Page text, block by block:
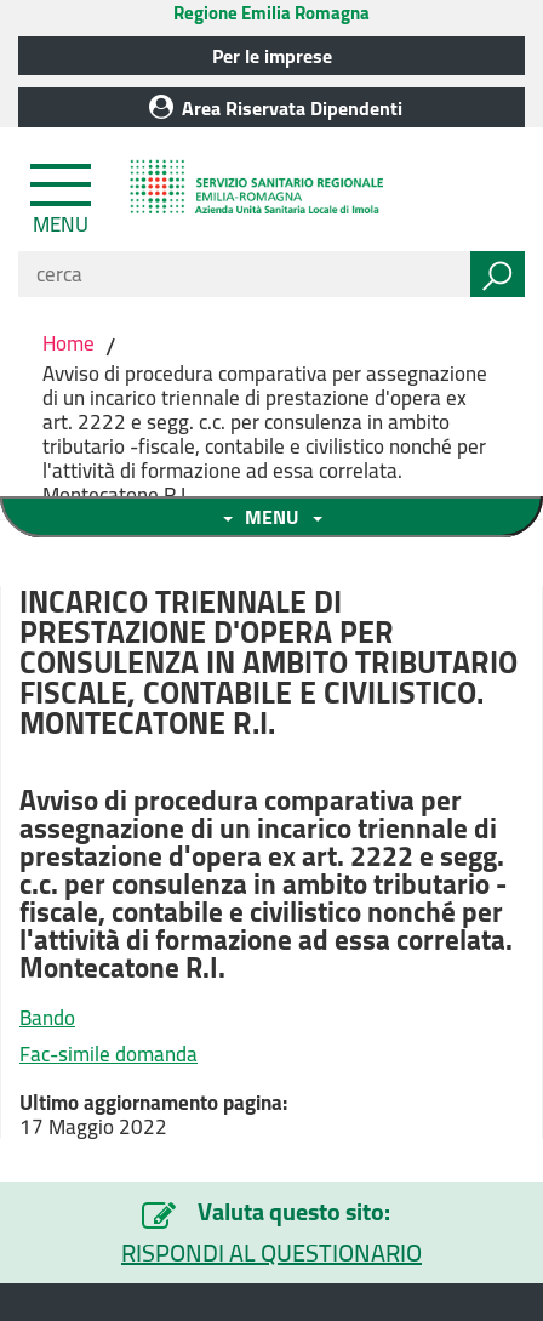
Regione Emilia Romagna
Per le imprese
Area Riservata Dipendenti
MENU
Home /
Avviso di procedura comparativa per assegnazione
di un incarico triennale di prestazione d'opera ex
art. 2222 e segg. c.c. per consulenza in ambito
tributario -fiscale, contabile e civilistico nonché per
l'attività di formazione ad essa correlata.
Montecatone R.I.
MENU
INCARICO TRIENNALE DI
PRESTAZIONE D'OPERA PER
CONSULENZA IN AMBITO TRIBUTARIO
FISCALE, CONTABILE E CIVILISTICO.
MONTECATONE R.I.
Avviso di procedura comparativa per
assegnazione di un incarico triennale di
prestazione d'opera ex art. 2222 e segg.
c.c. per consulenza in ambito tributario -
fiscale, contabile e civilistico nonché per
l'attività di formazione ad essa correlata.
Montecatone R.I.
Bando
Fac-simile domanda
Ultimo aggiornamento pagina:
17 Maggio 2022
Valuta questo sito:
RISPONDI AL QUESTIONARIO